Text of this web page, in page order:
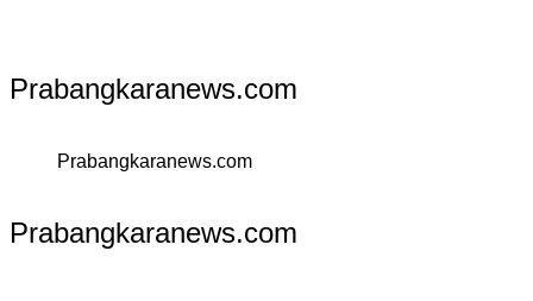
Prabangkaranews.com
Prabangkaranews.com
Prabangkaranews.com